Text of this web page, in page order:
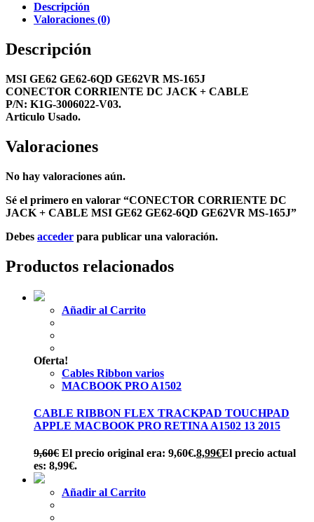
Descripción
Valoraciones (0)
Descripción
MSI GE62 GE62-6QD GE62VR MS-165J
CONECTOR CORRIENTE DC JACK + CABLE
P/N: K1G-3006022-V03.
Articulo Usado.
Valoraciones
No hay valoraciones aún.
Sé el primero en valorar “CONECTOR CORRIENTE DC
JACK + CABLE MSI GE62 GE62-6QD GE62VR MS-165J”
Debes acceder para publicar una valoración.
Productos relacionados
Añadir al Carrito
Oferta!
Cables Ribbon varios
MACBOOK PRO A1502
CABLE RIBBON FLEX TRACKPAD TOUCHPAD
APPLE MACBOOK PRO RETINA A1502 13 2015
9,60€ El precio original era: 9,60€.8,99€El precio actual
es: 8,99€.
Añadir al Carrito